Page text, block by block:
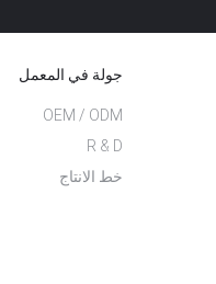
جولة في المعمل
خط الانتاج
OEM / ODM
R & D